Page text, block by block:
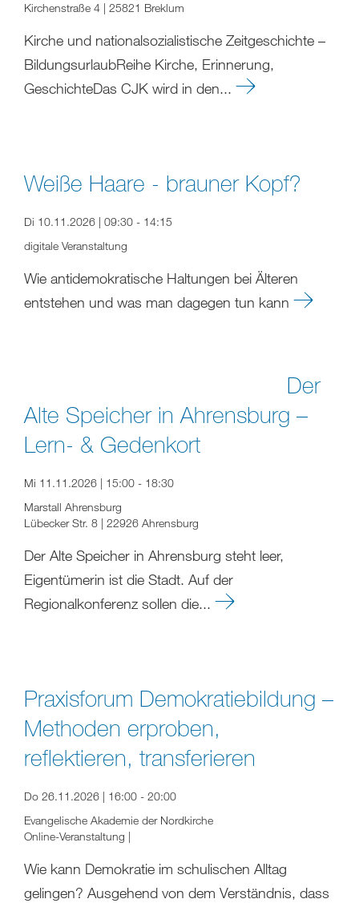
Kirchenstraße 4 | 25821 Breklum
Kirche und nationalsozialistische Zeitgeschichte –
BildungsurlaubReihe Kirche, Erinnerung,
GeschichteDas CJK wird in den...
Weiße Haare - brauner Kopf?
Di 10.11.2026 | 09:30 - 14:15
digitale Veranstaltung
Wie antidemokratische Haltungen bei Älteren
entstehen und was man dagegen tun kann
Der
Alte Speicher in Ahrensburg –
Lern- & Gedenkort
Mi 11.11.2026 | 15:00 - 18:30
Marstall Ahrensburg
Lübecker Str. 8 | 22926 Ahrensburg
Der Alte Speicher in Ahrensburg steht leer,
Eigentümerin ist die Stadt. Auf der
Regionalkonferenz sollen die...
Praxisforum Demokratiebildung –
Methoden erproben,
reflektieren, transferieren
Do 26.11.2026 | 16:00 - 20:00
Evangelische Akademie der Nordkirche
Online-Veranstaltung |
Wie kann Demokratie im schulischen Alltag
gelingen? Ausgehend von dem Verständnis, dass